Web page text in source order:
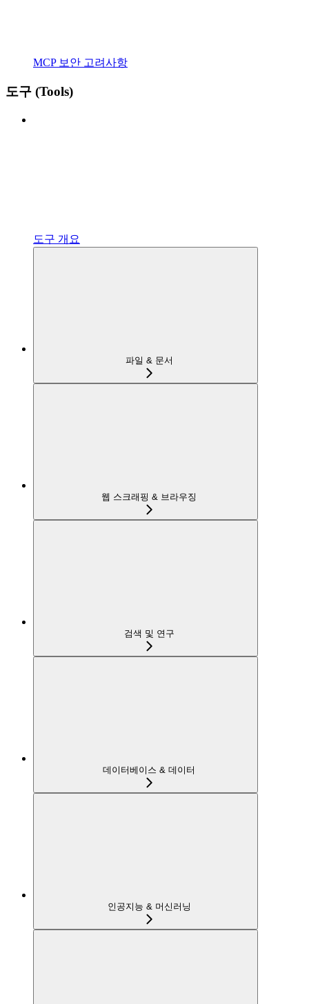
MCP 보안 고려사항
도구 (Tools)
도구 개요
파일 & 문서
웹 스크래핑 & 브라우징
검색 및 연구
데이터베이스 & 데이터
인공지능 & 머신러닝